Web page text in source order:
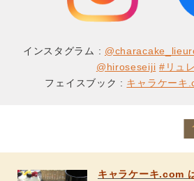
インスタグラム :
@hiroseseiji #リュ
フェイスブック : キャラケー
キャラケーキ.com